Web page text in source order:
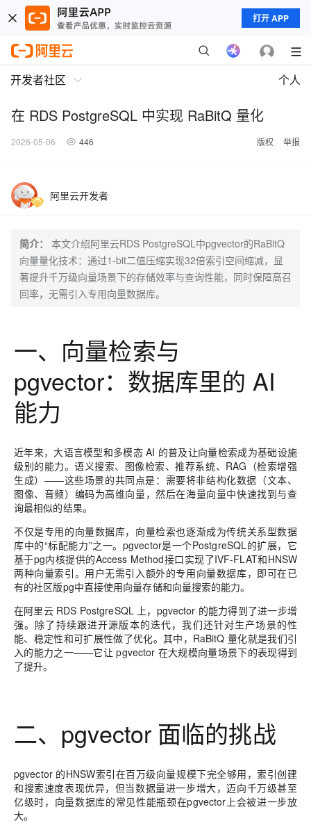
打开 APP
开发者社区 个人
在 RDS PostgreSQL 中实现 RaBitQ 量化
2026-05-06 446 版权 举报
阿里云开发者
简介：
本文介绍阿里云RDS PostgreSQL中pgvector的RaBitQ
向量量化技术：通过1-bit二值压缩实现32倍索引空间缩减，显
著提升千万级向量场景下的存储效率与查询性能，同时保障高召
回率，无需引入专用向量数据库。
一、向量检索与
pgvector：数据库里的 AI
能力
近年来，大语言模型和多模态 AI 的普及让向量检索成为基础设施
级别的能力。语义搜索、图像检索、推荐系统、RAG（检索增强
生成）——这些场景的共同点是：需要将非结构化数据（文本、
图像、音频）编码为高维向量，然后在海量向量中快速找到与查
询最相似的结果。
不仅是专用的向量数据库，向量检索也逐渐成为传统关系型数据
库中的“标配能力”之一。pgvector是一个PostgreSQL的扩展，它
基于pg内核提供的Access Method接口实现了IVF-FLAT和HNSW
两种向量索引。用户无需引入额外的专用向量数据库，即可在已
有的社区版pg中直接使用向量存储和向量搜索的能力。
在阿里云 RDS PostgreSQL 上，pgvector 的能力得到了进一步增
强。除了持续跟进开源版本的迭代，我们还针对生产场景的性
能、稳定性和可扩展性做了优化。其中，RaBitQ 量化就是我们引
入的能力之一——它让 pgvector 在大规模向量场景下的表现得到
了提升。
二、pgvector 面临的挑战
pgvector 的HNSW索引在百万级向量规模下完全够用，索引创建
和搜索速度表现优异，但当数据量进一步增大，迈向千万级甚至
亿级时，向量数据库的常见性能瓶颈在pgvector上会被进一步放
大。